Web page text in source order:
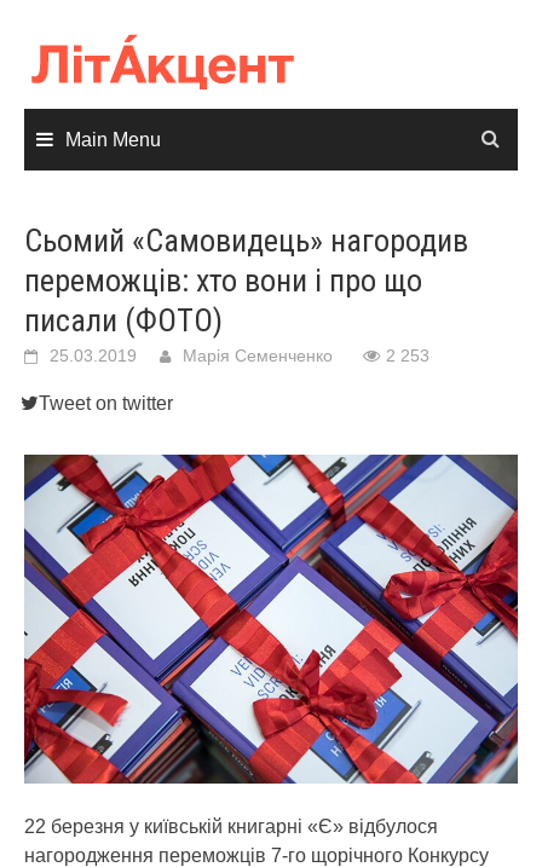
content
Main Menu
Сьомий «Самовидець» нагородив
переможців: хто вони і про що
писали (ФОТО)
25.03.2019 Марія Семенченко 2 253
Tweet on twitter
22 березня у київській книгарні «Є» відбулося
нагородження переможців 7-го щорічного Конкурсу